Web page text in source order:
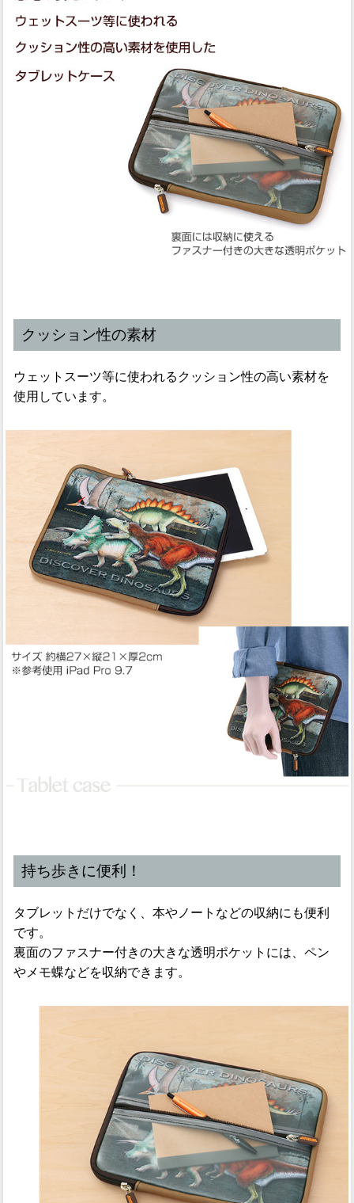
クッション性の素材
ウェットスーツ等に使われるクッション性の高い素材を
使用しています。
持ち歩きに便利！
タブレットだけでなく、本やノートなどの収納にも便利
です。
裏面のファスナー付きの大きな透明ポケットには、ペン
やメモ蝶などを収納できます。